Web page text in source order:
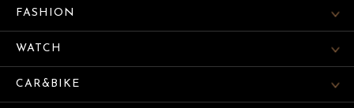
FASHION
WATCH
CAR&BIKE